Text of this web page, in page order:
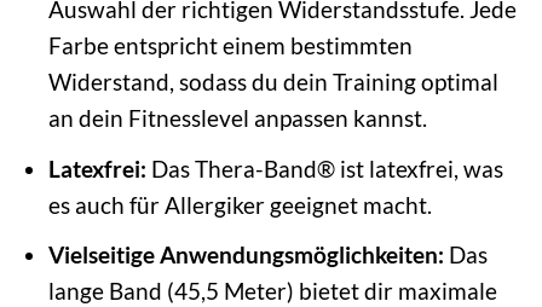
Auswahl der richtigen Widerstandsstufe. Jede
Farbe entspricht einem bestimmten
Widerstand, sodass du dein Training optimal
an dein Fitnesslevel anpassen kannst.
Latexfrei: Das Thera-Band® ist latexfrei, was
es auch für Allergiker geeignet macht.
Vielseitige Anwendungsmöglichkeiten: Das
lange Band (45,5 Meter) bietet dir maximale